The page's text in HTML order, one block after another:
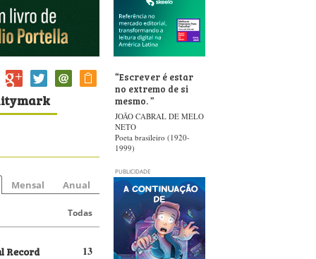
Mensal Anual
Todas
13
Record
“Escrever é estar
no extremo de si
mesmo.”
JOÃO CABRAL DE MELO
NETO
Poeta brasileiro (1920-
1999)
PUBLICIDADE